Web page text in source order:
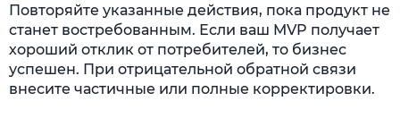
Повторяйте указанные действия, пока продукт не
станет востребованным. Если ваш MVP получает
хороший отклик от потребителей, то бизнес
успешен. При отрицательной обратной связи
внесите частичные или полные корректировки.